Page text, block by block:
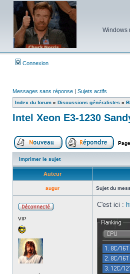
Windows
Connexion
Messages sans réponse | Sujets actifs
Index du forum » Discussions généralistes »
Intel Xeon E3-1230
Poster un nouveau sujet
Page
Imprimer le sujet
Auteur
augur Sujet du
VIP
C'est ici :